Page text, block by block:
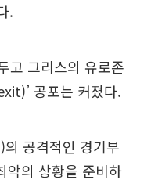
.
고 그리스의 유로존
공포는 커졌다.
공격적인 경기부
악의 상황을 준비하